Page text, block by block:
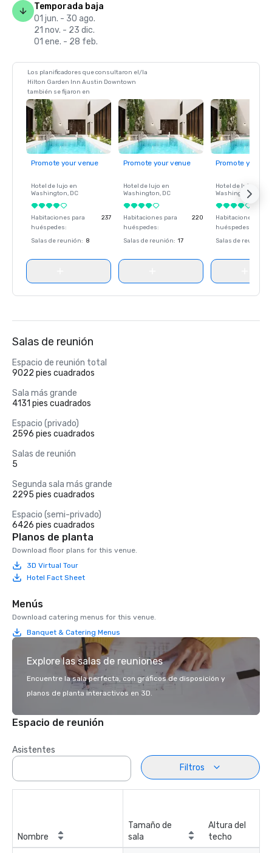
Temporada baja
01 jun. - 30 ago.
21 nov. - 23 dic.
01 ene. - 28 feb.
Los planificadores que consultaron el/la
Hilton Garden Inn Austin Downtown
también se fijaron en
Promote your venue
Hotel de lujo en
Washington, DC
Habitaciones para
huéspedes:
237
Salas de reunión: 8
Promote your venue
Hotel de lujo en
Washington, DC
Habitaciones para
huéspedes:
220
Salas de reunión: 17
Promote your
Hotel de lujo en
Washington
Habitaciones para
huéspedes
Salas de reunión
Salas de reunión
Espacio de reunión total
9022 pies cuadrados
Sala más grande
4131 pies cuadrados
Espacio (privado)
2596 pies cuadrados
Salas de reunión
5
Segunda sala más grande
2295 pies cuadrados
Espacio (semi-privado)
6426 pies cuadrados
Planos de planta
Download floor plans for this venue.
3D Virtual Tour
Hotel Fact Sheet
Menús
Download catering menus for this venue.
Banquet & Catering Menus
Explore las salas de reuniones
Encuentre la sala perfecta, con gráficos de disposición y
planos de planta interactivos en 3D.
Espacio de reunión
Asistentes
Filtros
Nombre
Tamaño de
sala
Altura del
techo